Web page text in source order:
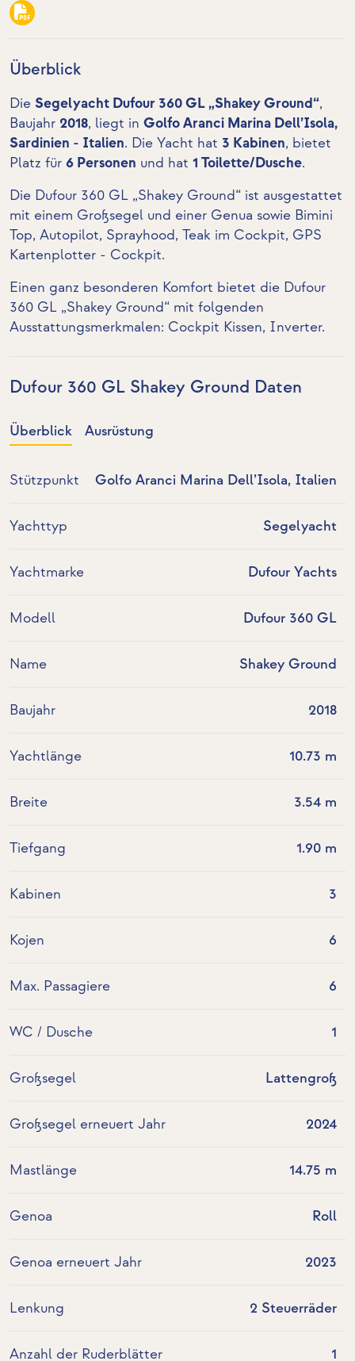
Überblick
Die Segelyacht Dufour 360 GL „Shakey Ground“,
Baujahr 2018, liegt in Golfo Aranci Marina Dell’Isola,
Sardinien - Italien. Die Yacht hat 3 Kabinen, bietet
Platz für 6 Personen und hat 1 Toilette/Dusche.
Die Dufour 360 GL „Shakey Ground“ ist ausgestattet
mit einem Großsegel und einer Genua sowie Bimini
Top, Autopilot, Sprayhood, Teak im Cockpit, GPS
Kartenplotter - Cockpit.
Einen ganz besonderen Komfort bietet die Dufour
360 GL „Shakey Ground“ mit folgenden
Ausstattungsmerkmalen: Cockpit Kissen, Inverter.
Dufour 360 GL Shakey Ground Daten
Überblick Ausrüstung
Stützpunkt Golfo Aranci Marina Dell’Isola, Italien
Yachttyp Segelyacht
Yachtmarke Dufour Yachts
Modell Dufour 360 GL
Name Shakey Ground
Baujahr 2018
Yachtlänge 10.73 m
Breite 3.54 m
Tiefgang 1.90 m
Kabinen 3
Kojen 6
Max. Passagiere 6
WC / Dusche 1
Großsegel Lattengroß
Großsegel erneuert Jahr 2024
Mastlänge 14.75 m
Genoa Roll
Genoa erneuert Jahr 2023
Lenkung 2 Steuerräder
Anzahl der Ruderblätter 1